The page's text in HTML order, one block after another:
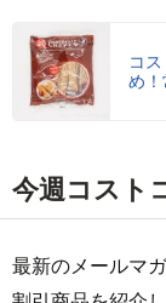
コ
め！
今週コスト
最新のメールマ